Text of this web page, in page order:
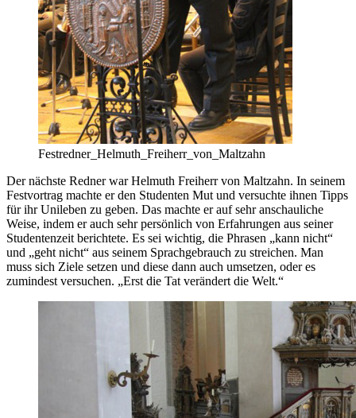
Festredner_Helmuth_Freiherr_von_Maltzahn
Der nächste Redner war Helmuth Freiherr von Maltzahn. In seinem
Festvortrag machte er den Studenten Mut und versuchte ihnen Tipps
für ihr Unileben zu geben. Das machte er auf sehr anschauliche
Weise, indem er auch sehr persönlich von Erfahrungen aus seiner
Studentenzeit berichtete. Es sei wichtig, die Phrasen „kann nicht“
und „geht nicht“ aus seinem Sprachgebrauch zu streichen. Man
muss sich Ziele setzen und diese dann auch umsetzen, oder es
zumindest versuchen. „Erst die Tat verändert die Welt.“